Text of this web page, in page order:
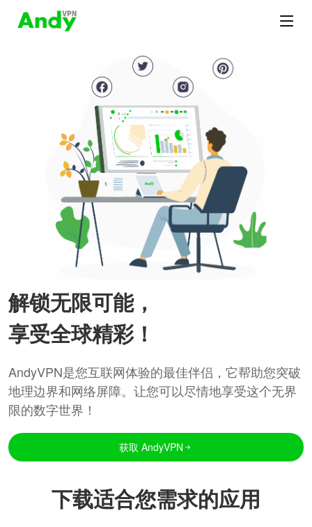
解锁无限可能，
享受全球精彩！
AndyVPN是您互联网体验的最佳伴侣，它帮助您突破
地理边界和网络屏障。让您可以尽情地享受这个无界
限的数字世界！
获取 AndyVPN
下载适合您需求的应用